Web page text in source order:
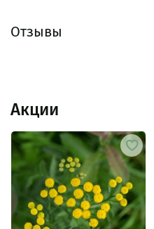
Отзывы
Акции